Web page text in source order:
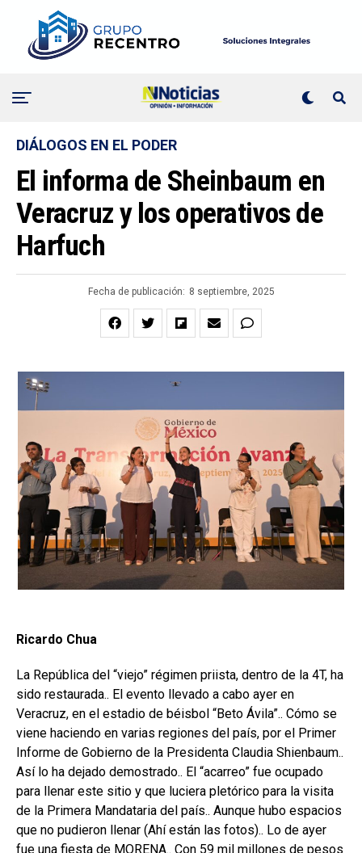
DIÁLOGOS EN EL PODER
El informa de Sheinbaum en
Veracruz y los operativos de
Harfuch
Fecha de publicación: 8 septiembre, 2025
Ricardo Chua
La República del “viejo” régimen priista, dentro de la 4T, ha
sido restaurada.. El evento llevado a cabo ayer en
Veracruz, en el estadio de béisbol “Beto Ávila”.. Cómo se
viene haciendo en varias regiones del país, por el Primer
Informe de Gobierno de la Presidenta Claudia Shienbaum..
Así lo ha dejado demostrado.. El “acarreo” fue ocupado
para llenar este sitio y que luciera pletórico para la visita
de la Primera Mandataria del país.. Aunque hubo espacios
que no pudieron llenar (Ahí están las fotos).. Lo de ayer
fue una fiesta de MORENA.. Con 59 mil millones de pesos